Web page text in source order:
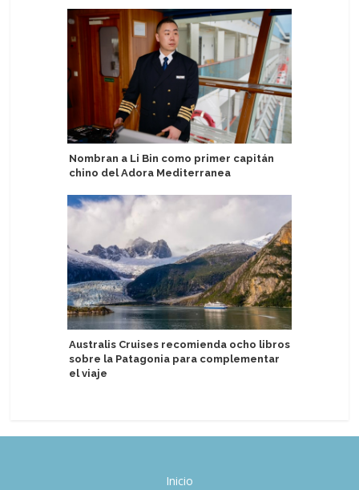
Nombran a Li Bin como primer capitán
chino del Adora Mediterranea
Australis Cruises recomienda ocho libros
sobre la Patagonia para complementar
el viaje
Inicio